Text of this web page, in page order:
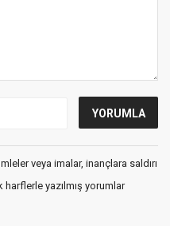
veya imalar, inançlara saldırı
yazılmış yorumlar